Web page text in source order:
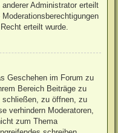
Administrator erteilt
erteilt wurde.
Geschehen im Forum zu
Bereich Beiträge zu
schließen, zu öffnen, zu
verhindern Moderatoren,
zum Thema